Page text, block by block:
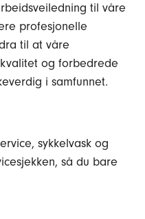
til våre
profesjonelle
til at våre
og forbedrede
i samfunnet.
sykkelvask og
så du bare